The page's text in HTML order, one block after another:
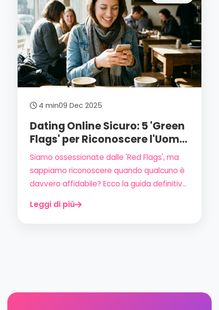
4 min09 Dec 2025
Dating Online Sicuro: 5 'Green
Flags' per Riconoscere l'Uomo
Giusto (e schivare i Fake)
Siamo ossessionate dalle 'Red Flags', ma
sappiamo riconoscere quando qualcuno è
davvero affidabile? Ecco la guida definitiva
senza ansia e in totale sicurezza.
Leggi di più